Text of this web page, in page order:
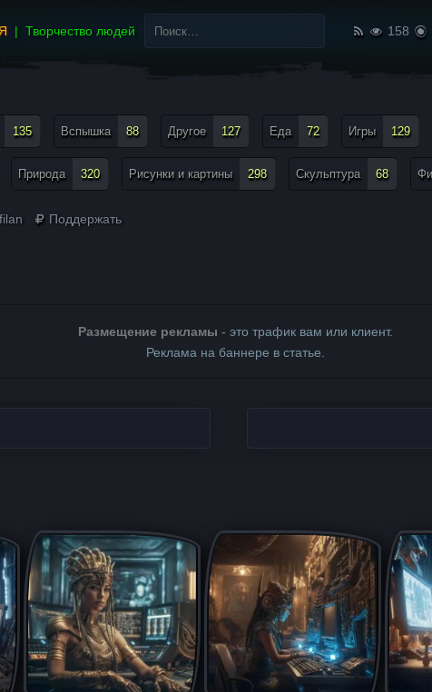
Творчество людей
Найти:
158
135 Вспышка 88 Другое 127 Еда 72 Игры 129
Природа 320 Рисунки и картины 298 Скульптура 68
Поддержать
Размещение рекламы - это трафик вам или клиент.
Реклама на баннере в статье.